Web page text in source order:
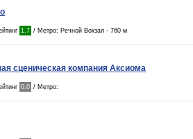
1.7 / Метро: Речной Вокзал - 760 м
сценическая компания Аксиома
0.0 / Метро: